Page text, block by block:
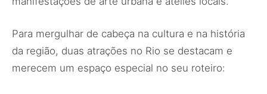
Para mergulhar de cabeça na cultura e na história
da região, duas atrações no Rio se destacam e
merecem um espaço especial no seu roteiro: